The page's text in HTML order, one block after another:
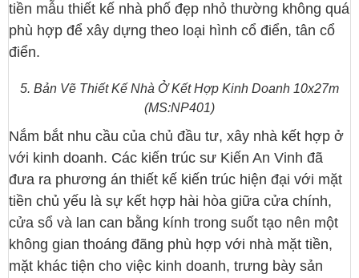
tiền mẫu thiết kế nhà phố đẹp nhỏ thường không quá
phù hợp để xây dựng theo loại hình cổ điển, tân cổ
điển.
5. Bản Vẽ Thiết Kế Nhà Ở Kết Hợp Kinh Doanh 10x27m
(MS:NP401)
Nắm bắt nhu cầu của chủ đầu tư, xây nhà kết hợp ở
với kinh doanh. Các kiến trúc sư Kiến An Vinh đã
đưa ra phương án thiết kế kiến trúc hiện đại với mặt
tiền chủ yếu là sự kết hợp hài hòa giữa cửa chính,
cửa sổ và lan can bằng kính trong suốt tạo nên một
không gian thoáng đãng phù hợp với nhà mặt tiền,
mặt khác tiện cho việc kinh doanh, trưng bày sản